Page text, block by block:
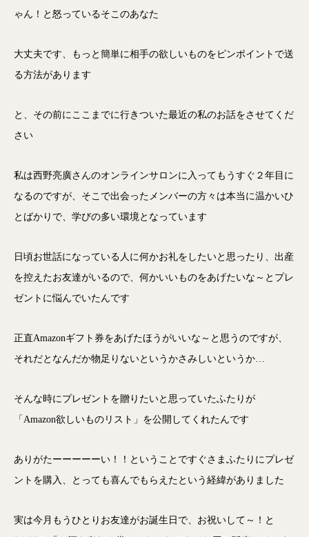
ゃん！と怒っているそこのあなた
大丈夫です、もっと簡単に相手の欲しいものをピンポイントで送
る方法があります
と、その前にここまでに行きついた最近の私のお話をさせてくだ
さい
私は西野亮廣さんのオンラインサロンに入ってもうすぐ２年目に
なるのですが、そこで出会ったメンバーの方々は本当に温かいひ
とばかりで、学びの多い環境となっています
日頃お世話になっている人に何かお礼をしたいと思ったり、出産
を控えたお友達がいるので、何かいいものをあげたいな～とプレ
ゼントに悩んでいたんです
正直Amazonギフト券をあげたほうがいいな～と思うのですが、
それだとなんだか物足りないというかさみしいというか…
そんな時にプレゼントを贈りたいと思っていたふたりが
「Amazon欲しいものリスト」を公開してくれたんです
ありがたーーーーーい！！ということですぐさまふたりにプレゼ
ントを購入、とっても喜んでもらえたという経緯がありました
実は今月もうひとりお友達がお誕生日で、お祝いして～！と